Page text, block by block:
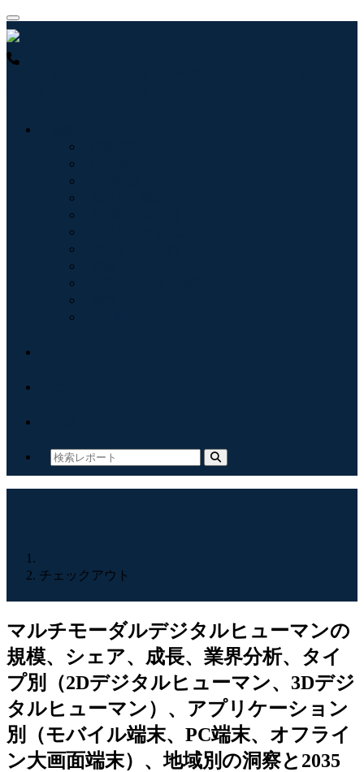
チェックアウト
マルチモーダルデジタルヒューマンの
規模、シェア、成長、業界分析、タイ
プ別（2Dデジタルヒューマン、3Dデジ
タルヒューマン）、アプリケーション
別（モバイル端末、PC端末、オフライ
ン大画面端末）、地域別の洞察と2035